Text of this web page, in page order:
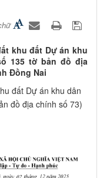
khu đất Dự án khu
135 tờ bản đồ địa
Đồng Nai
đất Dự án khu dân
đồ địa chính số 73)